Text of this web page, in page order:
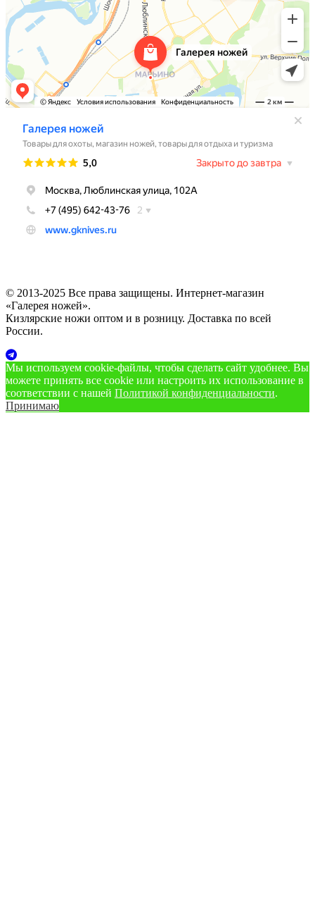
© 2013-2025 Все права защищены. Интернет-магазин
«Галерея ножей».
Кизлярские ножи оптом и в розницу. Доставка по всей
России.
Мы используем cookie‑файлы, чтобы сделать сайт удобнее. Вы
можете принять все cookie или настроить их использование в
соответствии с нашей Политикой конфиденциальности.
Принимаю